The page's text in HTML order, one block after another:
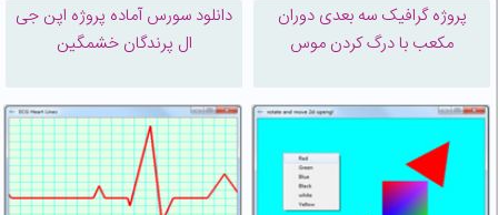
پروژه گرافیک سه بعدی دوران
مکعب با درگ کردن موس
دانلود سورس آماده پروژه اپن جی
ال پرندگان خشمگین